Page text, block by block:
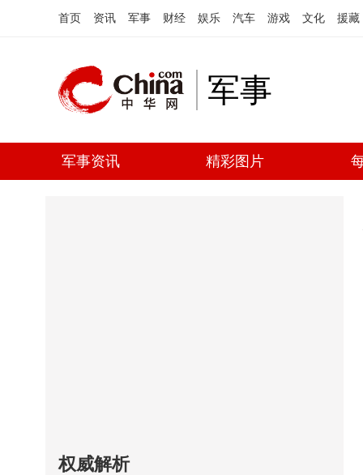
首页 资讯 军事 财经 娱乐 汽车 游戏 文化 援藏
军事
军事资讯 精彩图片
权威解析